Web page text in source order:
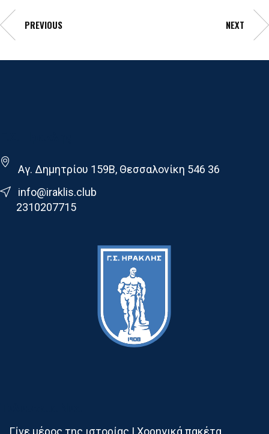
PREVIOUS NEXT
Αγ. Δημητρίου 159Β, Θεσσαλονίκη 546 36
info@iraklis.club
2310207715
Γίνε μέρος της ιστορίας | Χορηγικά πακέτα